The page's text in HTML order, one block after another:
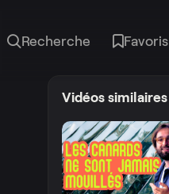
Recherche Favoris
Vidéos similaires